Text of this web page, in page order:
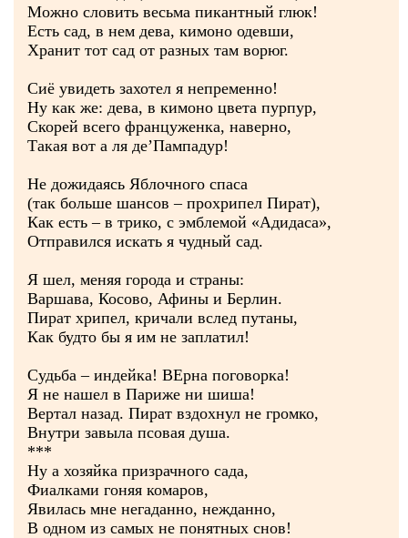
Можно словить весьма пикантный глюк!
Есть сад, в нем дева, кимоно одевши,
Хранит тот сад от разных там ворюг.
Сиё увидеть захотел я непременно!
Ну как же: дева, в кимоно цвета пурпур,
Скорей всего француженка, наверно,
Такая вот а ля де’Пампадур!
Не дожидаясь Яблочного спаса
(так больше шансов – прохрипел Пират),
Как есть – в трико, с эмблемой «Адидаса»,
Отправился искать я чудный сад.
Я шел, меняя города и страны:
Варшава, Косово, Афины и Берлин.
Пират хрипел, кричали вслед путаны,
Как будто бы я им не заплатил!
Судьба – индейка! ВЕрна поговорка!
Я не нашел в Париже ни шиша!
Вертал назад. Пират вздохнул не громко,
Внутри завыла псовая душа.
***
Ну а хозяйка призрачного сада,
Фиалками гоняя комаров,
Явилась мне негаданно, нежданно,
В одном из самых не понятных снов!